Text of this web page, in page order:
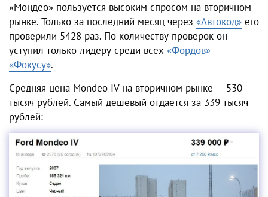
«Мондео» пользуется высоким спросом на вторичном
рынке. Только за последний месяц через «Автокод» его
проверили 5428 раз. По количеству проверок он
уступил только лидеру среди всех «Фордов» —
«Фокусу».
Средняя цена Mondeo IV на вторичном рынке — 530
тысяч рублей. Самый дешевый отдается за 339 тысяч
рублей: